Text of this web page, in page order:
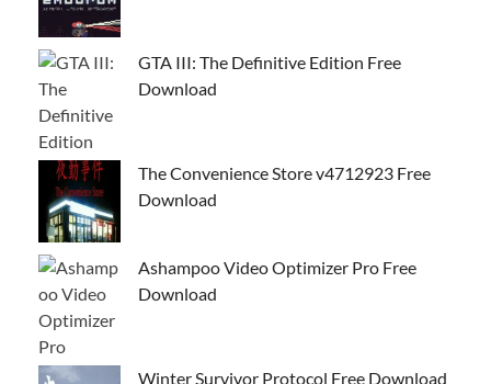
GTA III: The Definitive Edition Free
Download
The Convenience Store v4712923 Free
Download
Ashampoo Video Optimizer Pro Free
Download
Winter Survivor Protocol Free Download